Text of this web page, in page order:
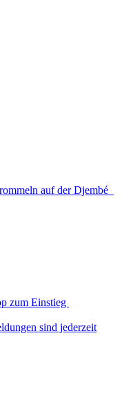
auf der Djembé
zum Einstieg
sind jederzeit